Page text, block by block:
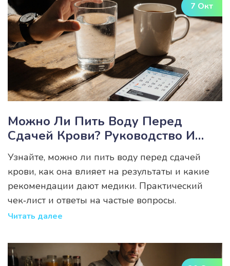
7 Окт
Можно Ли Пить Воду Перед
Сдачей Крови? Руководство И
Рекомендации
Узнайте, можно ли пить воду перед сдачей
крови, как она влияет на результаты и какие
рекомендации дают медики. Практический
чек‑лист и ответы на частые вопросы.
Читать далее